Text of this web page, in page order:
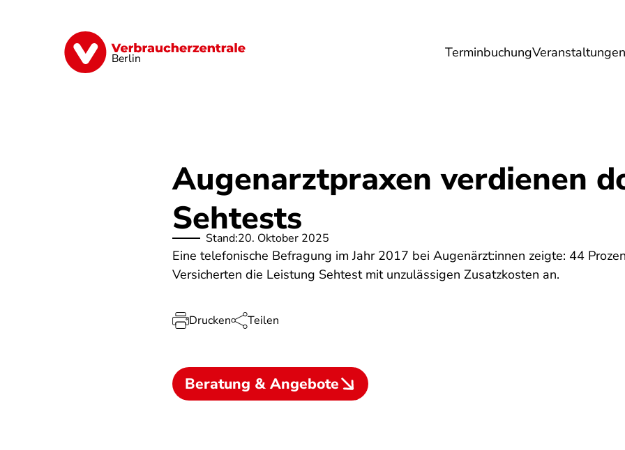
Berlin TerminbuchungVeranstaltungen
Finanzen Digitales Lebensmittel Gesundheit Energie
Augenarztpraxen verdienen
Sehtests
Stand:20. Oktober 2025
Eine telefonische Befragung im Jahr 2017 bei Augenärzt:innen zeigte: 44
Versicherten die Leistung Sehtest mit unzulässigen Zusatzkosten an.
Drucken Teilen
Beratung & Angebote